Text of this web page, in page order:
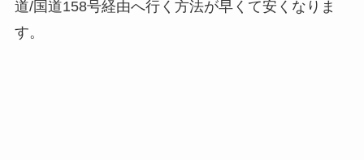
道/国道158号経由へ行く方法が早くて安くなりま
す。